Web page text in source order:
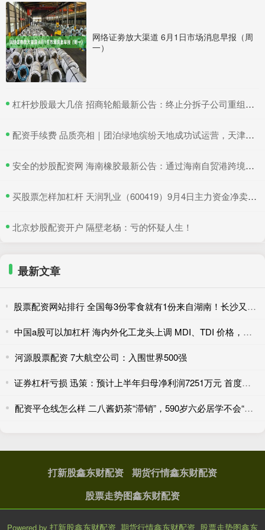
网络证劵放大渠道 6月1日市场消息早报（周
一）
​杠杆炒股最大几倍 招商轮船最新公告：终止分拆子公司重组上市
​配资手续费 品质亮相｜团泊绿地缤纷天地成功试运营，天津静海再添商业新地标！
​安全的炒股配资网 海南橡胶最新公告：通过海南自贸港跨境资金集中运营中心认定
​买股票怎样加杠杆 天润乳业（600419）9月4日主力资金净卖出374.43万元
​北京炒股配资开户 隔壁老杨：亏的怀疑人生！
最新文章
股票配资网站排行 全国每3份零食就有1份来自湖南！长沙又跑出消费新物种，开一家火一家
中国a股可以加杠杆 海内外化工龙头上调 MDI、TDI 价格，聚氨酯产业链涨价
河源股票配资 7大航空公司：入围世界500强
证券杠杆亏损 迅策：预计上半年归母净利润7251万元 首度实现半年度盈利
配资平仓线怎么样 二八酱奶茶“滞销”，590岁六必居学不会“年轻化”？
打新股鑫东财配资
期货行情鑫东财配资
股票走势图鑫东财配资
Powered by 打新股鑫东财配资_期货行情鑫东财配资_股票走势图鑫东